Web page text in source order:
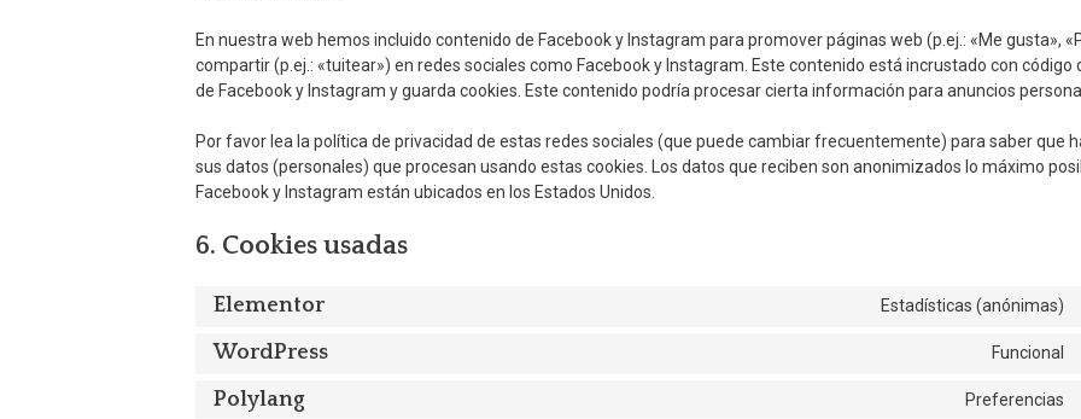
En nuestra web hemos incluido contenido de Facebook y Instagram para promover páginas web (p.ej.: «Me gusta»,
compartir (p.ej.: «tuitear») en redes sociales como Facebook y Instagram. Este contenido está incrustado con código
de Facebook y Instagram y guarda cookies. Este contenido podría procesar cierta información para anuncios
Por favor lea la política de privacidad de estas redes sociales (que puede cambiar frecuentemente) para saber que
sus datos (personales) que procesan usando estas cookies. Los datos que reciben son anonimizados lo máximo
Facebook y Instagram están ubicados en los Estados Unidos.
6. Cookies usadas
Elementor Estadísticas (anónimas)
WordPress Funcional
Polylang Preferencias